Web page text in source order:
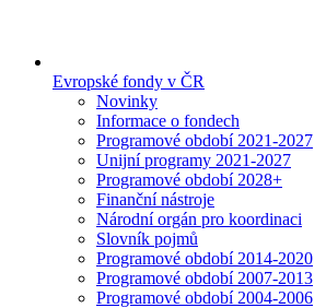
Evropské fondy v ČR
Novinky
Informace o fondech
Programové období 2021-2027
Unijní programy 2021-2027
Programové období 2028+
Finanční nástroje
Národní orgán pro koordinaci
Slovník pojmů
Programové období 2014-2020
Programové období 2007-2013
Programové období 2004-2006